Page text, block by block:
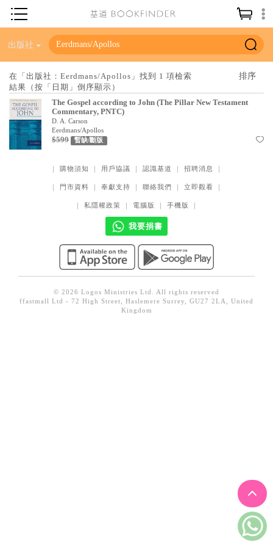
神學／教義
聖經
信仰入門
教會歷史
信徒生活
社會／倫理
哲學／宗教比較
文藝／勵志
出版社
在「出版社：Eerdmans/Apollos」找到 1 項檢索
結果（按「日期」倒序顯示）
The Gospel according to John (The Pillar New Testament
Commentary, PNTC)
D. A. Carson
Eerdmans/Apollos
$599 暫缺/斷版
｜ 購物須知 ｜ 用戶協議 ｜ 認識基道 ｜ 招聘消息 ｜
｜ 門市資料 ｜ 奉獻支持 ｜ 聯絡我們 ｜ 立即觀看 ｜
｜ 私隱權政策 ｜ 電腦版 ｜ 手機版 ｜
我要捐書
© 2026 Logos Ministries Ltd. All rights reserved
ffastmall Ltd - 72 High Street, Haslemere Surrey, GU27 2LA, United
Kingdom